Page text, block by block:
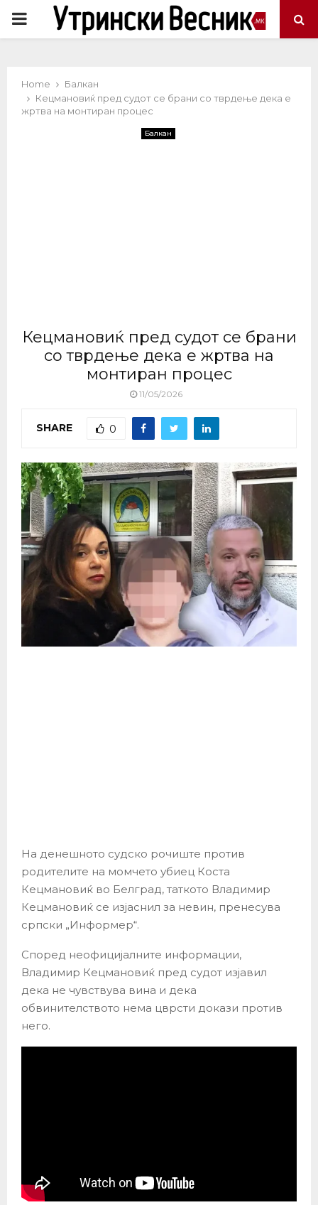
PRIMARY
Home
Балкан
Кецмановиќ пред судот се брани со тврдење дека е
жртва на монтиран процес
Балкан
Кецмановиќ пред судот се брани
со тврдење дека е жртва на
монтиран процес
11/05/2026
SHARE 0
На денешното судско рочиште против
родителите на момчето убиец Коста
Кецмановиќ во Белград, таткото Владимир
Кецмановиќ се изјаснил за невин, пренесува
српски „Информер“.
Според неофицијалните информации,
Владимир Кецмановиќ пред судот изјавил
дека не чувствува вина и дека
обвинителството нема цврсти докази против
него.